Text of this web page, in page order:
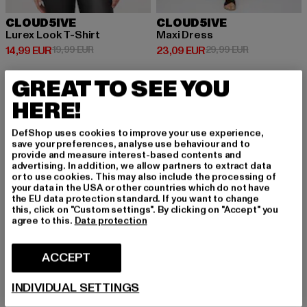
CLOUD5IVE
Lurex Look T-Shirt
14,99 EUR
Ajankohtainen hinta: 14,99 EUR
19,99 EURKampanjahinta: 19,99 EUR
CLOUD5IVE
Maxi Dress
23,09 EUR
Ajankohtainen hinta: 23,09 EUR
29,99 EUR
UUSI -23%
GREAT TO SEE YOU
HERE!
DefShop uses cookies to improve your use experience,
save your preferences, analyse use behaviour and to
provide and measure interest-based contents and
advertising. In addition, we allow partners to extract data
or to use cookies. This may also include the processing of
your data in the USA or other countries which do not have
the EU data protection standard. If you want to change
this, click on "Custom settings". By clicking on "Accept" you
agree to this. Data protection
ACCEPT
INDIVIDUAL SETTINGS